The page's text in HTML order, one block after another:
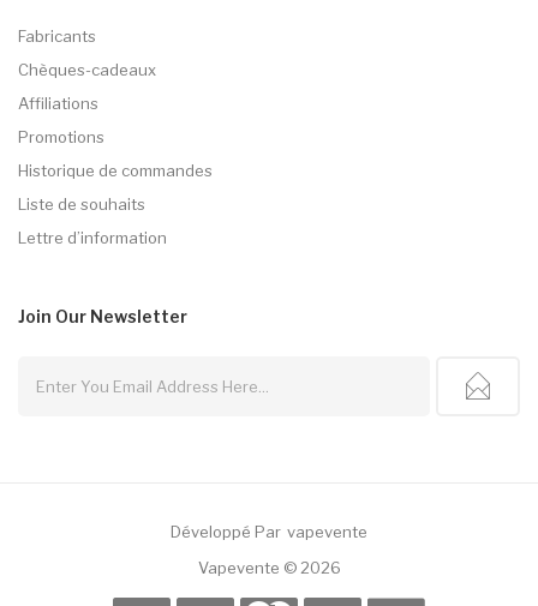
Fabricants
Chèques-cadeaux
Affiliations
Promotions
Historique de commandes
Liste de souhaits
Lettre d’information
Join Our Newsletter
Développé Par Vapevente
Vapevente © 2026